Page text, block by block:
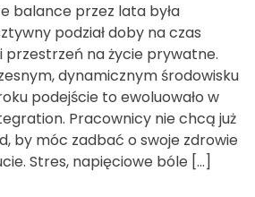
balance przez lata była
podział doby na czas
przestrzeń na życie prywatne.
dynamicznym środowisku
podejście to ewoluowało w
Pracownicy nie chcą już
by móc zadbać o swoje zdrowie
Stres, napięciowe bóle […]